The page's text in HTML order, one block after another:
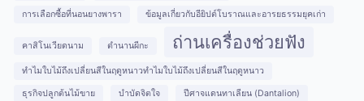
การเลือกซื้อที่นอนยางพารา ข้อมูลเกี่ยวกับอียิปต์โบราณและอารยธรรมยุคเก่า
คาสิโนเวียดนาม ตำนานผีกะ ถ่านเครื่องช่วยฟัง
ทำไมใบไม้ถึงเปลี่ยนสีในฤดูหนาวทำไมใบไม้ถึงเปลี่ยนสีในฤดูหนาว
ธุรกิจปลูกต้นไม้ขาย บำบัดจิตใจ ปีศาจแดนทาเลียน (Dantalion)